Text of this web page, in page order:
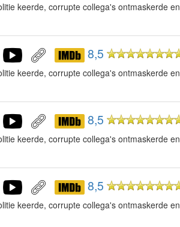
keerde, corrupte collega's ontmaskerde en
8,5
keerde, corrupte collega's ontmaskerde en
8,5
keerde, corrupte collega's ontmaskerde en
8,5
keerde, corrupte collega's ontmaskerde en